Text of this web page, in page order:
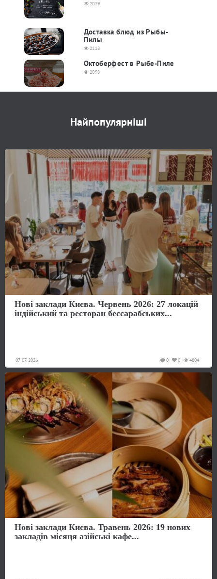
2079
Доставка блюд из Рыбы-
Пилы
2118
Октоберфест в Рыбе-Пиле
2098
Найпопулярніші
Нові заклади Києва. Червень 2026: 27 локацій
індійський та ресторан бессарабських...
07-07-2026 4804
0
0
Нові заклади Києва. Травень 2026: 19 нових
закладів місяця азійські кафе...